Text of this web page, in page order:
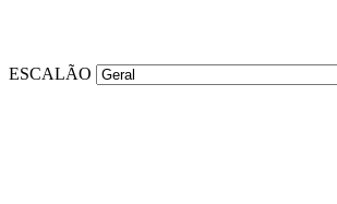
ESCALÃO